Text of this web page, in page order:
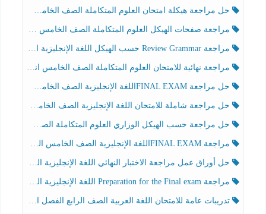
حل مراجعة هيكلة امتحان العلوم المتكاملة الصف الخامس عام الفصل الثالث
مراجعة صفحات الهيكل العلوم المتكاملة الصف الخامس انسبير الفصل الثالث
مراجعة Review Grammar حسب الهيكل اللغة الإنجليزية الصف الخامس الفصل الثالث
مراجعة نهائية للامتحان العلوم المتكاملة الصف الخامس انسبير الفصل الثالث
حل مراجعة FINAL EXAMاللغة الإنجليزية الصف الخامس الفصل الثالث
حل مراجعة شاملة للامتحان اللغة الإنجليزية الصف الخامس الفصل الثالث
حل مراجعة حسب الهيكل الوزاري العلوم المتكاملة الصف الخامس عام الفصل الثالث
مراجعة FINAL EXAMاللغة الإنجليزية الصف الخامس الفصل الثالث
حل أوراق عمل مراجعة الاختبار النهائي اللغة الإنجليزية الصف الرابع الفصل الثالث
مراجعة Preparation for the Final exam اللغة الإنجليزية الصف الرابع الفصل الثالث
تدريبات عامة للامتحان اللغة العربية الصف الرابع الفصل الثالث